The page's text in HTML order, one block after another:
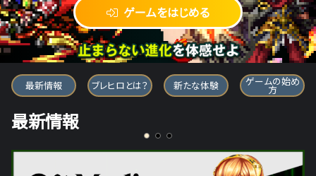
ゲームをはじめる
ブレイブ フロンティア ヒーローズ
最新情報 ブレヒロとは？ 新たな体験 ゲームの始め
方
最新情報